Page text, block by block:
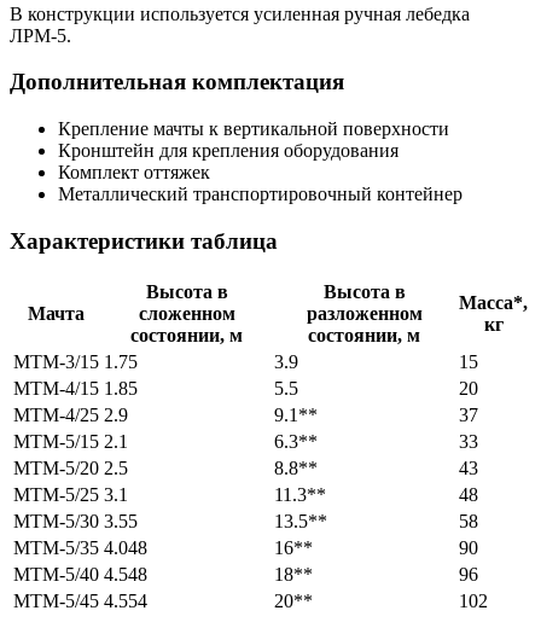
В конструкции используется усиленная ручная лебедка
ЛРМ-5.
Дополнительная комплектация
Крепление мачты к вертикальной поверхности
Кронштейн для крепления оборудования
Комплект оттяжек
Металлический транспортировочный контейнер
Характеристики таблица
Мачта
Высота в
сложенном
состоянии, м
Высота в
разложенном
состоянии, м
Масса*,
кг
МТМ-3/15 1.75 3.9
15
МТМ-4/15 1.85 5.5
20
МТМ-4/25 2.9 9.1**
37
МТМ-5/15 2.1 6.3**
33
МТМ-5/20 2.5 8.8**
43
МТМ-5/25 3.1 11.3**
48
МТМ-5/30 3.55 13.5**
58
МТМ-5/35 4.048 16**
90
МТМ-5/40 4.548 18**
96
МТМ-5/45 4.554 20** 102